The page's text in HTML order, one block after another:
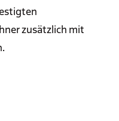
zusätzlich mit